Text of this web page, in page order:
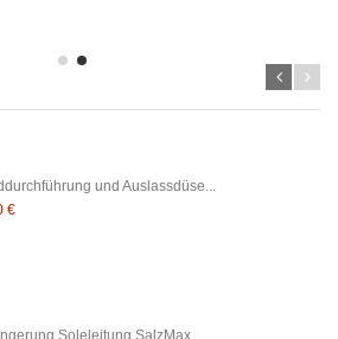
und Auslassdüse...
Soleleitung SalzMax